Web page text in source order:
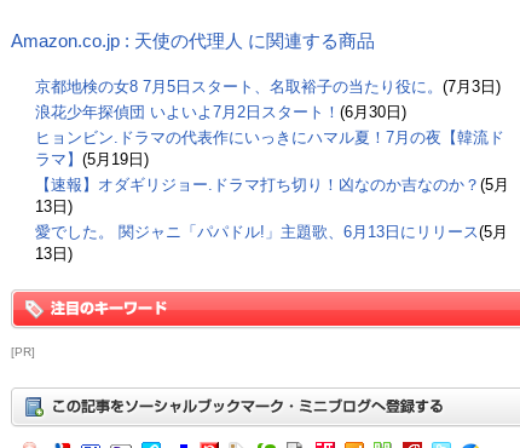
Amazon.co.jp : 天使の代理人 に関連する商品
京都地検の女8 7月5日スタート、名取裕子の当たり役に。 (7月3日)
浪花少年探偵団 いよいよ7月2日スタート！ (6月30日)
ヒョンビン.ドラマの代表作にいっきにハマル夏！7月の夜【韓流ド
ラマ】 (5月19日)
【速報】オダギリジョー.ドラマ打ち切り！凶なのか吉なのか？ (5月
13日)
愛でした。 関ジャニ「パパドル!」主題歌、6月13日にリリース(5月
13日)
[PR]